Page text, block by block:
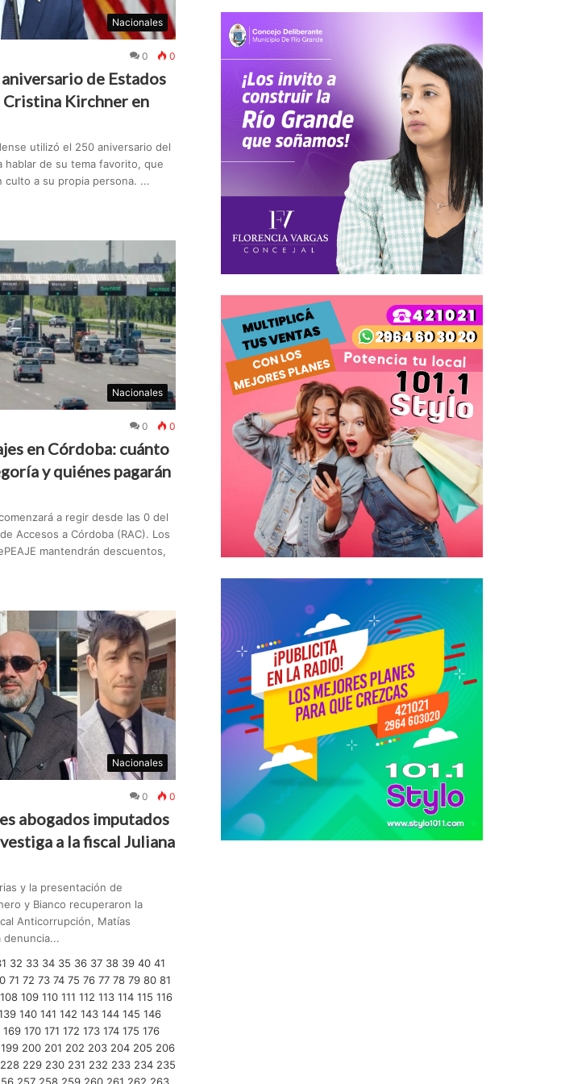
Nacionales
0 0
de Estados
Cristina Kirchner en
utilizó el 250 aniversario del
hablar de su tema favorito, que
a su propia persona. ...
Nacionales
0 0
en Córdoba: cuánto
y quiénes pagarán
a regir desde las 0 del
Accesos a Córdoba (RAC). Los
mantendrán descuentos,
Nacionales
0 0
abogados imputados
a la fiscal Juliana
y la presentación de
y Bianco recuperaron la
Anticorrupción, Matías
denuncia...
32 33 34 35 36 37 38 39 40 41
71 72 73 74 75 76 77 78 79 80 81
108 109 110 111 112 113 114 115 116
140 141 142 143 144 145 146
169 170 171 172 173 174 175 176
199 200 201 202 203 204 205 206
228 229 230 231 232 233 234 235